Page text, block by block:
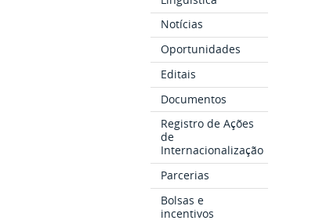
Notícias
Oportunidades
Editais
Documentos
Registro de Ações
de
Internacionalização
Parcerias
Bolsas e
incentivos